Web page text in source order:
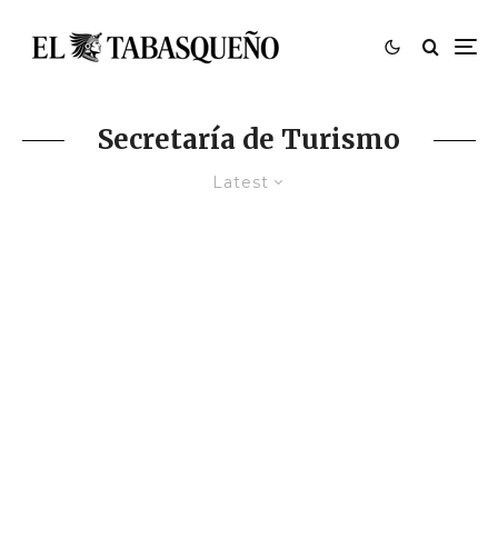
Secretaría de Turismo
Latest